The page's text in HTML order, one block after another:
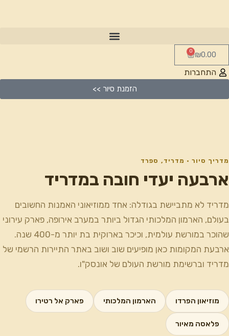
₪0.00
0
התחברות
הזמנת סיור >>
מדריך סיור · מדריד, ספרד
ארבעה יעדי חובה במדריד
מדריד לא מתביישת בגודלה: אחד ממוזיאוני האמנות החשובים
בעולם, הארמון המלכותי הגדול ביותר במערב אירופה, פארק עירוני
שהוכר במורשת עולמית, וכיכר בארוקית בת יותר מ-400 שנה.
ארבעת המקומות כאן מופיעים שוב ושוב באתר התיירות הרשמי של
מדריד וברשימת מורשת העולם של אונסק"ו.
מוזיאון הפרדו הארמון המלכותי פארק אל רטירו
פלאסה מאיור